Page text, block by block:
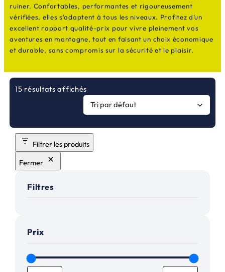
ruiner. Confortables, performantes et rigoureusement
vérifiées, elles s’adaptent à tous les niveaux. Profitez d’un
excellent rapport qualité-prix pour vivre pleinement vos
aventures en montagne, tout en faisant un choix économique
et durable, sans compromis sur la sécurité et le plaisir.
15 résultats affichés
Filtrer les produits
Fermer
Filtres
Prix